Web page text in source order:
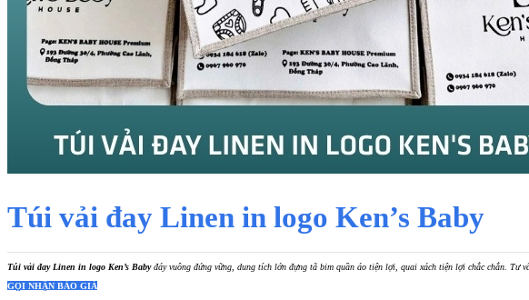
Túi vải đay Linen in logo Ken’s Baby
Túi vải đay Linen in logo Ken’s Babyđáy vuông đứng vững, dung tích lớn đựng tã bỉm quần áo tiện lợi, quai xách tiện lợi chắc chắn. Tư
GỌI NHẬN BÁO GIÁ